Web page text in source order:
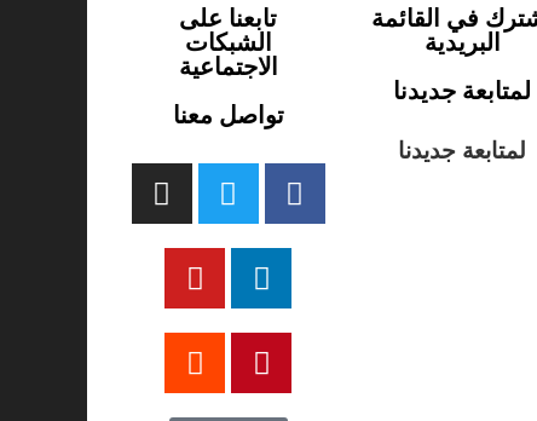
في القائمة
البريدية
لمتابعة جديدنا
لمتابعة جديدنا
تابعنا على
الشبكات
الاجتماعية
تواصل معنا